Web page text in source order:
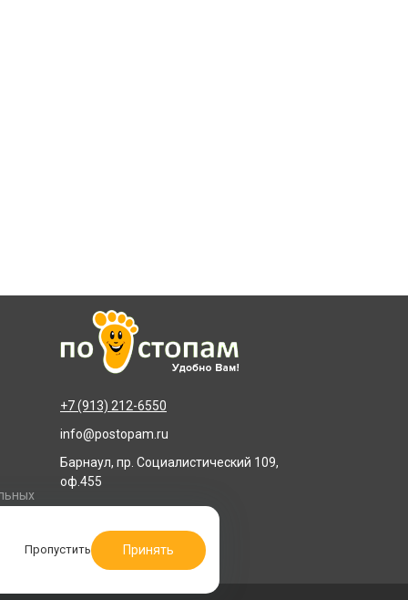
+7 (913) 212-6550
info@postopam.ru
Барнаул, пр. Социалистический 109,
оф.455
Пропустить Принять